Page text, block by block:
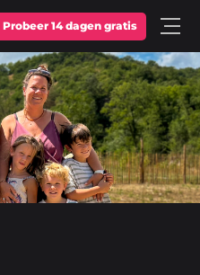
Probeer 14 dagen gratis Open